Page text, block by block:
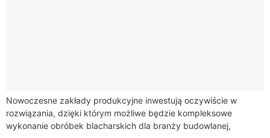
Nowoczesne zakłady produkcyjne inwestują oczywiście w
rozwiązania, dzięki którym możliwe będzie kompleksowe
wykonanie obróbek blacharskich dla branży budowlanej,